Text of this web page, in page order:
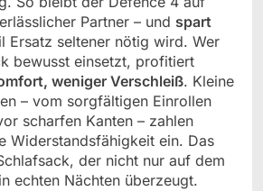
Partner – und spart
Ersatz seltener nötig wird. Wer
bewusst einsetzt, profitiert
weniger Verschleiß. Kleine
– vom sorgfältigen Einrollen
scharfen Kanten – zahlen
Widerstandsfähigkeit ein. Das
der nicht nur auf dem
echten Nächten überzeugt.